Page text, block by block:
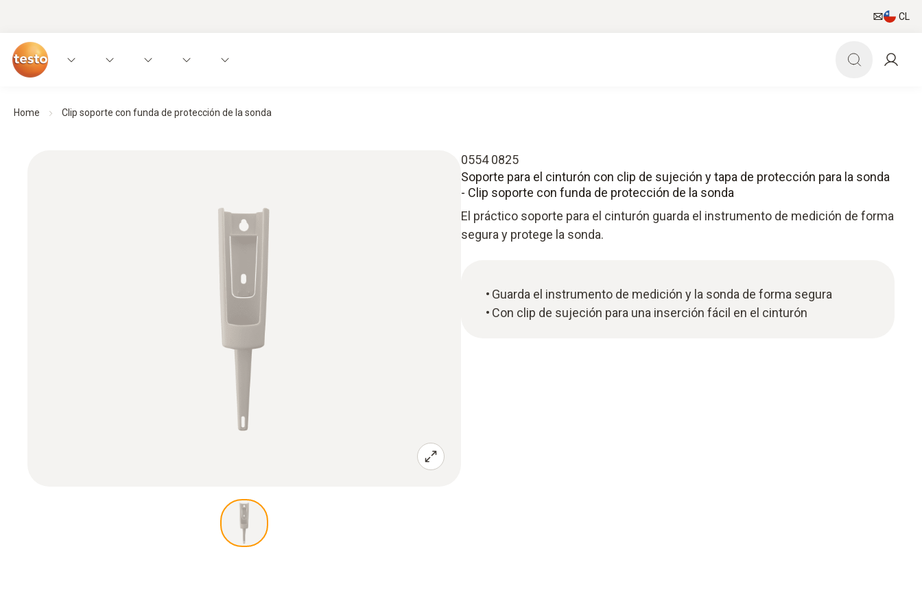
CL
Home Clip soporte con funda de protección de la sonda
0554 0825
Soporte para el cinturón con clip de sujeción y tapa de protección para la sonda
- Clip soporte con funda de protección de la sonda
El práctico soporte para el cinturón guarda el instrumento de medición de forma
segura y protege la sonda.
Guarda el instrumento de medición y la sonda de forma segura
Con clip de sujeción para una inserción fácil en el cinturón